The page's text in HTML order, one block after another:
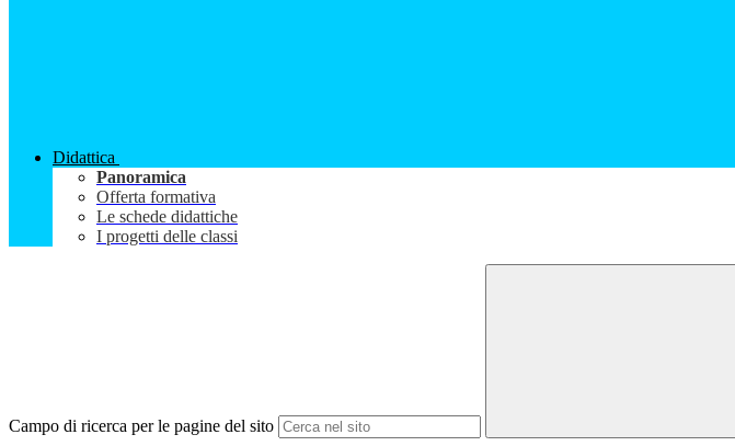
Didattica
Panoramica
Offerta formativa
Le schede didattiche
I progetti delle classi
Campo di ricerca per le pagine del sito